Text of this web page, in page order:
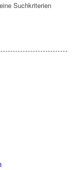
Suchkriterien